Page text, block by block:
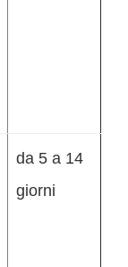
da 5 a 14
giorni